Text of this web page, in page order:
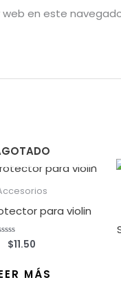
en este
para violin
Valorado
con
5
$11.50
MÁS